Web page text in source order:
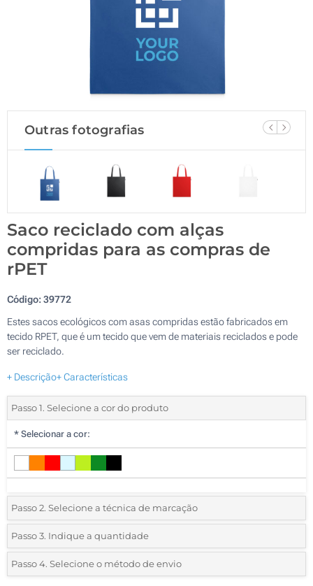
Outras fotografias
Saco reciclado com alças
compridas para as compras de
rPET
Código:39772
Estes sacos ecológicos com asas compridas estão fabricados em
tecido RPET, que é um tecido que vem de materiais reciclados e pode
ser reciclado.
+ Descrição+ Características
Passo 1. Selecione a cor do produto
* Selecionar a cor:
Passo 2. Selecione a técnica de marcação
*Selecione o tipo de marcação e as cores do logotipo:
1 Cor (Num lado)
Passo 3. Indique a quantidade
*Quantidade mínima:25
Passo 4. Selecione o método de envio